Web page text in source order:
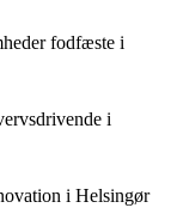
fodfæste i
i
i Helsingør